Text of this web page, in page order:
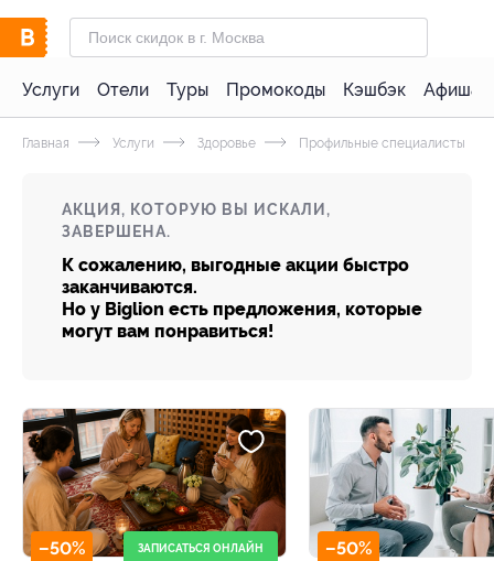
Услуги Отели Туры Промокоды Кэшбэк Афиша
Главная Услуги Здоровье Профильные специалисты
АКЦИЯ, КОТОРУЮ ВЫ ИСКАЛИ,
ЗАВЕРШЕНА.
К сожалению, выгодные акции быстро
заканчиваются.
Но у Biglion есть предложения, которые
могут вам понравиться!
–50% ЗАПИСАТЬСЯ ОНЛАЙН –50%